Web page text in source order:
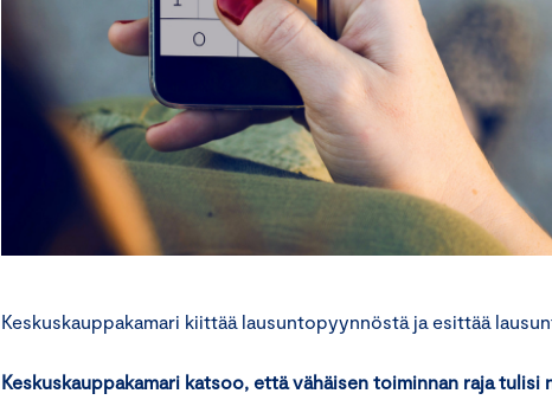
Keskuskauppakamari kiittää lausuntopyynnöstä ja esittää
Keskuskauppakamari katsoo, että vähäisen toiminnan raja tulisi